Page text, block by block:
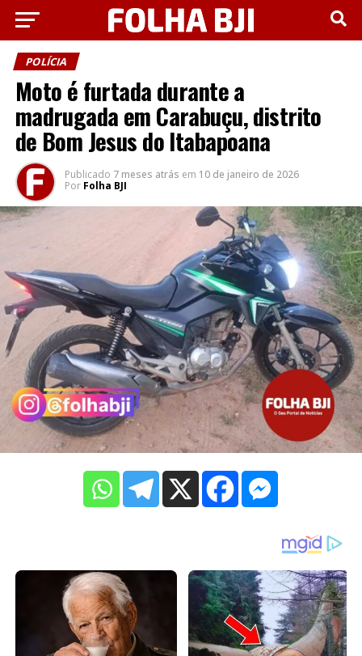
POLÍCIA
Moto é furtada durante a
madrugada em Carabuçu, distrito
de Bom Jesus do Itabapoana
Publicado 7 meses atrás em 10 de janeiro de 2026
Por Folha BJI